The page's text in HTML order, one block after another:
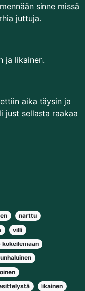
sinne missä
juttuja.
ja likainen.
aika täysin ja
just sellasta raakaa
narttu
villi
kokeilemaan
likainen